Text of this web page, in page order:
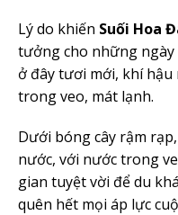
Lý do khiến Suối Hoa
tưởng cho những
ở đây tươi mới, khí hậu
trong veo, mát lạnh.
Dưới bóng cây rậm
nước, với nước trong
gian tuyệt vời để du
quên hết mọi áp lực